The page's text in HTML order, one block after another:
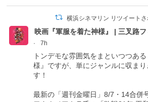
横浜シネマリン リツイート
映画『軍服を着た神様』 | 三叉路フ
·
7h
トンデモな雰囲気をまといつつあ
様』ですが、単にジャンルに収ま
す！
最新の「週刊金曜日」8/7・14合併